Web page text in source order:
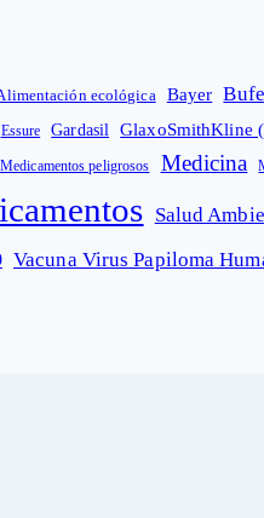
ecológica Bayer
Essure Gardasil GlaxoSmithKline
Medicamentos peligrosos Medicina
Salud
Vacuna Virus Papiloma